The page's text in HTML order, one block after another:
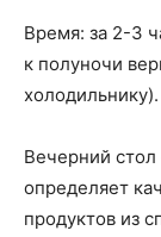
Время: за 2-3
к полуночи
холодильнику).
Вечерний
определяет
продуктов из